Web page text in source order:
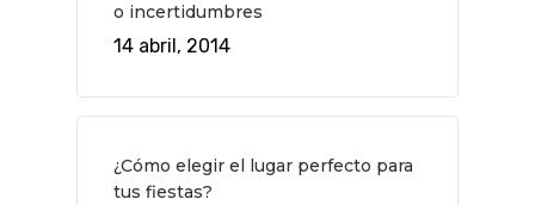
o incertidumbres
14 abril, 2014
¿Cómo elegir el lugar perfecto para
tus fiestas?
Museos Y
Teatro
Restaurantes
Rutas Por Madrid
BEAUTY